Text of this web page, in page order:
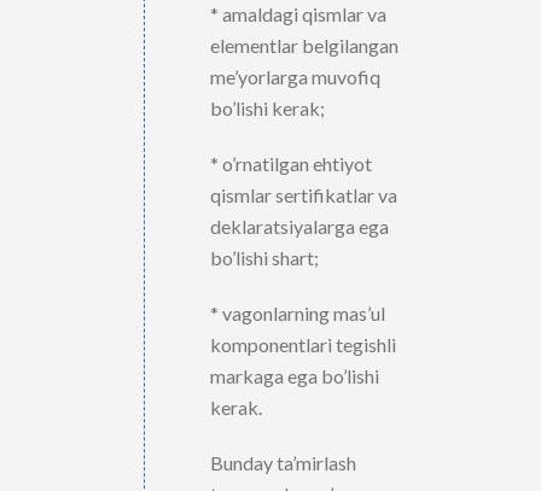
* amaldagi qismlar va
elementlar belgilangan
me’yorlarga muvofiq
bo’lishi kerak;
* o’rnatilgan ehtiyot
qismlar sertifikatlar va
deklaratsiyalarga ega
bo’lishi shart;
* vagonlarning mas’ul
komponentlari tegishli
markaga ega bo’lishi
kerak.
Bunday ta’mirlash